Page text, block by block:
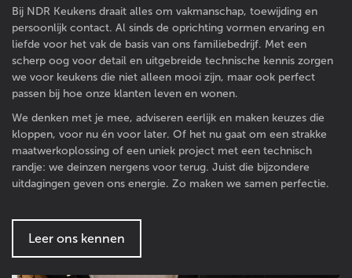
Bij NDR Keukens draait alles om vakmanschap, toewijding en
persoonlijk contact. Al sinds de oprichting vormen ervaring en
liefde voor het vak de basis van ons familiebedrijf. Met een
scherp oog voor detail en uitgebreide technische kennis zorgen
we voor keukens die niet alleen mooi zijn, maar ook perfect
passen bij hoe onze klanten leven en wonen.
We denken met je mee, adviseren eerlijk en maken keuzes die
kloppen, voor nu én voor later. Of het nu gaat om een strakke
maatwerkoplossing of een uniek project met een technisch
randje: we deinzen nergens voor terug. Juist die bijzondere
uitdagingen geven ons energie. Zo maken we samen perfectie.
Leer ons kennen